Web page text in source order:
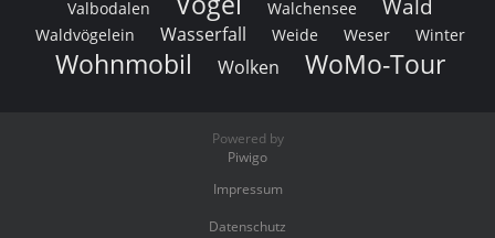
Valbodalen
Walchensee Wald
Waldvögelein Wasserfall Weide Weser Winter
Wohnmobil Wolken WoMo-Tour
Powered by
Piwigo
Impressum
Datenschutz